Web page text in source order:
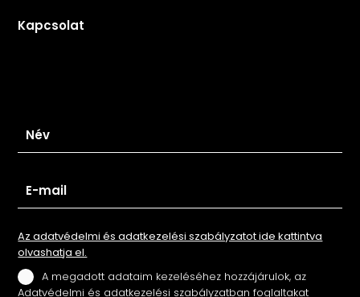
Kapcsolat
Az adatvédelmi és adatkezelési szabályzatot ide kattintva
olvashatja el.
A megadott adataim kezeléséhez hozzájárulok, az
Adatvédelmi és adatkezelési szabályzatban foglaltakat